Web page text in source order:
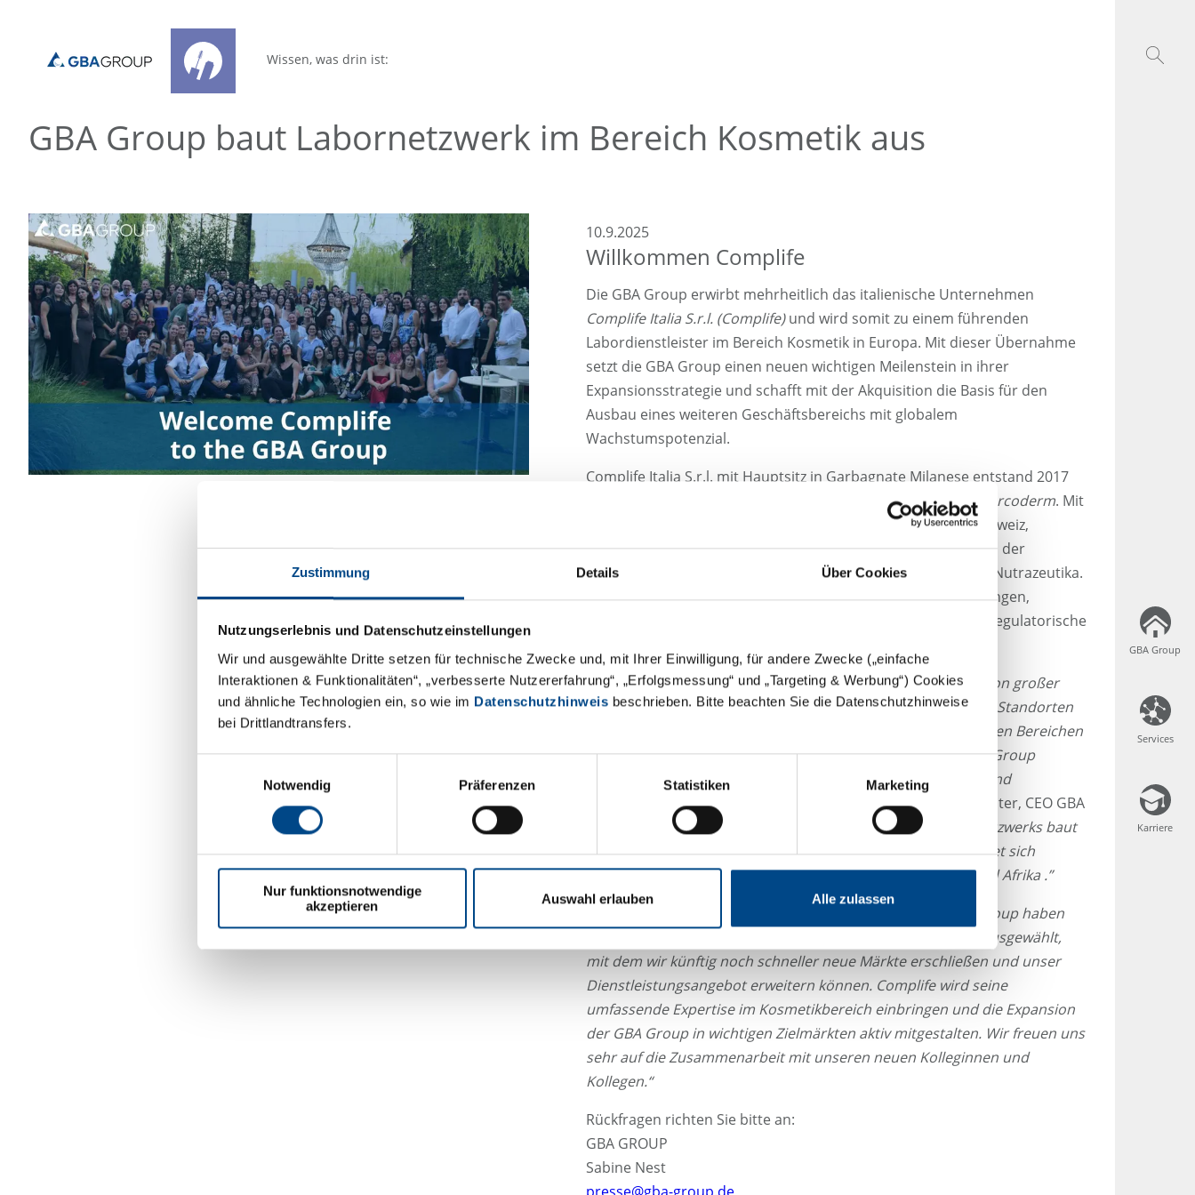
Zustimmung Details Über Cookies
Nutzungserlebnis und Datenschutzeinstellungen
Wir und ausgewählte Dritte setzen für technische Zwecke und, mit Ihrer Einwilligung, für andere Zwecke („einfache
Interaktionen & Funktionalitäten“, „verbesserte Nutzererfahrung“, „Erfolgsmessung“ und „Targeting & Werbung“) Cookies
und ähnliche Technologien ein, so wie im Datenschutzhinweis beschrieben. Bitte beachten Sie die Datenschutzhinweise
bei Drittlandtransfers.
Notwendig
Präferenzen Statistiken Marketing
Nur funktionsnotwendige
akzeptieren
Auswahl erlauben Alle zulassen
GBA Group
Services
Karriere
Wissen, was drin ist:
GBA Group baut Labornetzwerk im Bereich Kosmetik aus
10.9.2025
Willkommen Complife
Die GBA Group erwirbt mehrheitlich das italienische Unternehmen
Complife Italia S.r.l. (Complife)und wird somit zu einem führenden
Labordienstleister im Bereich Kosmetik in Europa. Mit dieser Übernahme
setzt die GBA Group einen neuen wichtigen Meilenstein in ihrer
Expansionsstrategie und schafft mit der Akquisition die Basis für den
Ausbau eines weiteren Geschäftsbereichs mit globalem
Wachstumspotenzial.
Complife Italia S.r.l. mit Hauptsitz in Garbagnate Milanese entstand 2017
aus dem Zusammenschluss der beiden FirmenFarcosund Farcoderm. Mit
aktuell über 20 Standorten in Italien, Frankreich, Spanien, Schweiz,
Rumänien, Südafrika und China bedient Complife Kunden aus der
Kosmetikindustrie sowie den Bereichen Medizinproukte und Nutrazeutika.
Schwerpunkte der Dienstleistungen sind Sicherheitsbewertungen,
Wirksamkeits- und Stabilitätstests sowie maßgeschneiderte regulatorische
„Für die GBA Group ist der Zusammenschluss mit Complife von großer
strategischer Bedeutung. Durch den Zugewinn von 20 neuen Standorten
mit Experten und einem breiten Dienstleistungsportfolio in den Bereichen
Kosmetik, Medizinprodukte und Nutrazeutika stärkt die GBA Group
konsequent ihren Footprint als einer der führenden Labor- und
Beratungsdienstleister mit Life-Science-Fokus”, so Steffen Walter, CEO GBA
„Mit der Einbindung des internationalen Complife-Netzwerks baut
die GBA Group ihre Position in Europa weiter aus und eröffnet sich
spannende Erweiterungsmöglichkeiten in den USA, Asien und Afrika .”
„Mit der GBA Group haben
wir einen starken internationalen Partner an unserer Seite ausgewählt,
mit dem wir künftig noch schneller neue Märkte erschließen und unser
Dienstleistungsangebot erweitern können. Complife wird seine
umfassende Expertise im Kosmetikbereich einbringen und die Expansion
der GBA Group in wichtigen Zielmärkten aktiv mitgestalten. Wir freuen uns
sehr auf die Zusammenarbeit mit unseren neuen Kolleginnen und
Kollegen.“
Rückfragen richten Sie bitte an:
GBA GROUP
Sabine Nest
GBA Group
Services
Karriere